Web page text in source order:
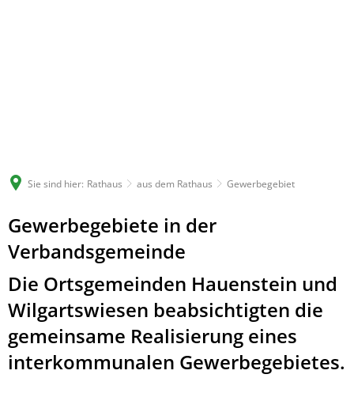
Sie sind hier: Rathaus aus dem Rathaus Gewerbegebiet
Gewerbegebiete in der
Verbandsgemeinde
Die Ortsgemeinden Hauenstein und
Wilgartswiesen beabsichtigten die
gemeinsame Realisierung eines
interkommunalen Gewerbegebietes.